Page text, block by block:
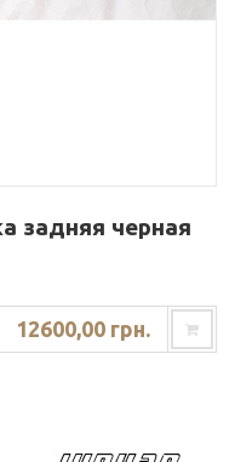
задняя черная
12600,00 грн.